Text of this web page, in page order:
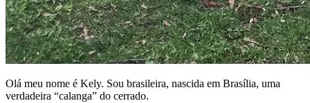
Olá meu nome é Kely. Sou brasileira, nascida em Brasília, uma
verdadeira “calanga” do cerrado.